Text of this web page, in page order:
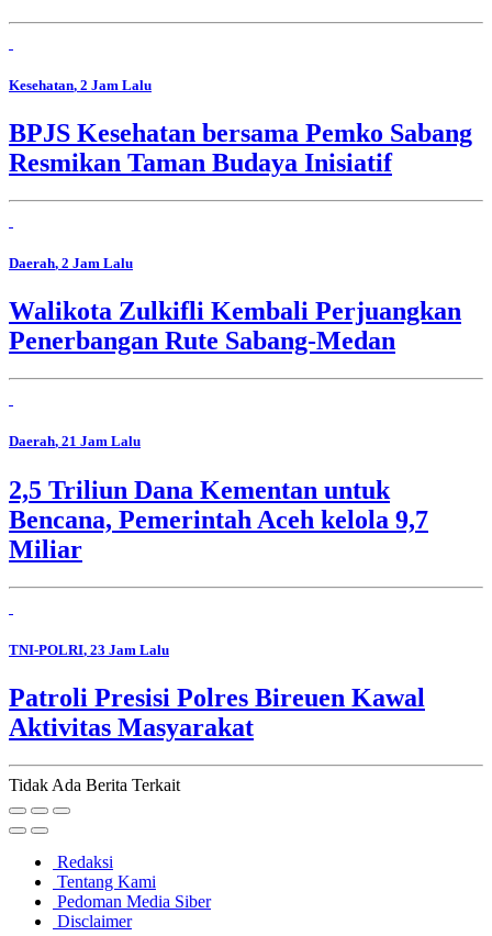
Kesehatan, 2 Jam Lalu
BPJS Kesehatan bersama Pemko Sabang
Resmikan Taman Budaya Inisiatif
Daerah, 2 Jam Lalu
Walikota Zulkifli Kembali Perjuangkan
Penerbangan Rute Sabang-Medan
Daerah, 21 Jam Lalu
2,5 Triliun Dana Kementan untuk
Bencana, Pemerintah Aceh kelola 9,7
Miliar
TNI-POLRI, 23 Jam Lalu
Patroli Presisi Polres Bireuen Kawal
Aktivitas Masyarakat
Tidak Ada Berita Terkait
Redaksi
Tentang Kami
Pedoman Media Siber
Disclaimer